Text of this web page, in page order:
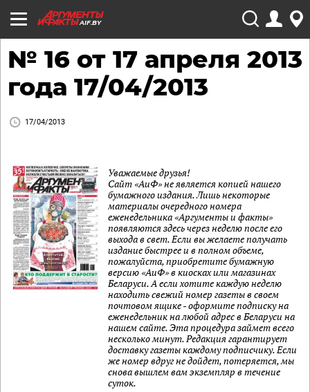
AIF.BY
№ 16 от 17 апреля 2013
года 17/04/2013
17/04/2013
Уважаемые друзья!
Сайт «АиФ» не является копией нашего
бумажного издания. Лишь некоторые
материалы очередного номера
еженедельника «Аргументы и факты»
появляются здесь через неделю после его
выхода в свет. Если вы желаете получать
издание быстрее и в полном объеме,
пожалуйста, приобретите бумажную
версию «АиФ» в киосках или магазинах
Беларуси. А если хотите каждую неделю
находить свежий номер газеты в своем
почтовом ящике - оформите подписку на
еженедельник на любой адрес в Беларуси на
нашем сайте. Эта процедура займет всего
несколько минут. Редакция гарантирует
доставку газеты каждому подписчику. Если
же номер вдруг не дойдет, потеряется, мы
снова вышлем вам экземпляр в течение
суток.